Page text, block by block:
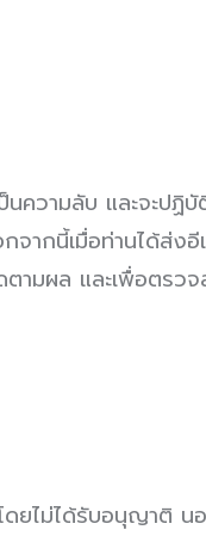
นความลับ และจะป
กนี้เมื่อท่านได้ส่งอีเ
ามผล และเพื่อตรว
ไม่ได้รับอนุญาติ นอ